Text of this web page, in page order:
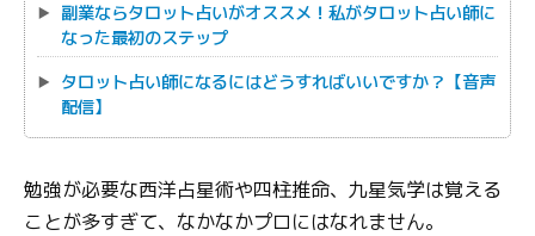
副業ならタロット占いがオススメ！私がタロット占い師に
なった最初のステップ
タロット占い師になるにはどうすればいいですか？【音声
配信】
勉強が必要な西洋占星術や四柱推命、九星気学は覚える
ことが多すぎて、なかなかプロにはなれません。